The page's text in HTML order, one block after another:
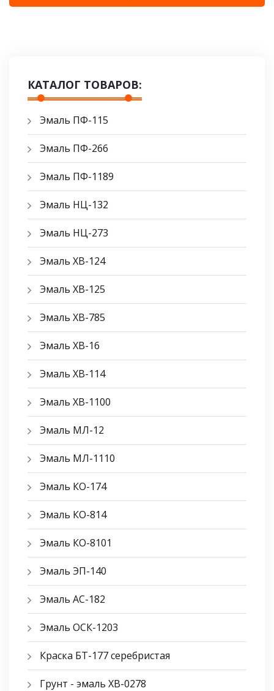
КАТАЛОГ ТОВАРОВ:
Эмаль ПФ-115
Эмаль ПФ-266
Эмаль ПФ-1189
Эмаль НЦ-132
Эмаль НЦ-273
Эмаль ХВ-124
Эмаль ХВ-125
Эмаль ХВ-785
Эмаль ХВ-16
Эмаль ХВ-114
Эмаль ХВ-1100
Эмаль МЛ-12
Эмаль МЛ-1110
Эмаль КО-174
Эмаль КО-814
Эмаль КО-8101
Эмаль ЭП-140
Эмаль АС-182
Эмаль ОСК-1203
Краска БТ-177 серебристая
Грунт - эмаль ХВ-0278